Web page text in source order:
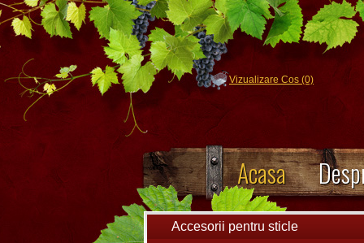
Vizualizare Cos (0)
Acasa
Accesorii pentru sticle